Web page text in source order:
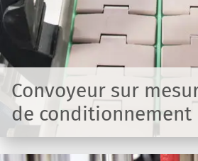
Convoyeur sur
de conditionnement